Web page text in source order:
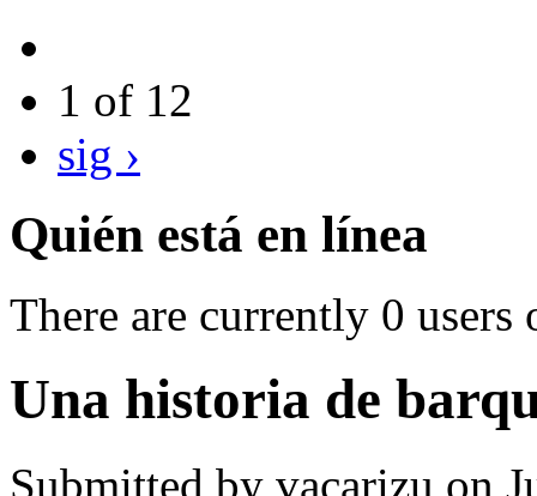
1 of 12
sig ›
Quién está en línea
There are currently 0 users
Una historia de
Submitted by vacarizu on